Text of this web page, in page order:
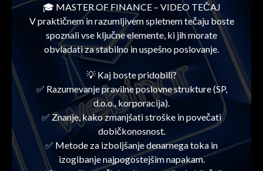
🎓 MASTER OF FINANCE – VIDEO TEČAJ
V praktičnem in razumljivem spletnem tečaju boste
spoznali vse ključne elemente, ki jih morate
obvladati za stabilno in uspešno poslovanje.
💡 Kaj boste pridobili?
✅ Razumevanje pravilne poslovne strukture (SP,
d.o.o., korporacija).
✅ Znanje, kako zmanjšati stroške in povečati
dobičkonosnost.
✅ Metode za izboljšanje denarnega toka in
izogibanje najpogostejšim napakam.